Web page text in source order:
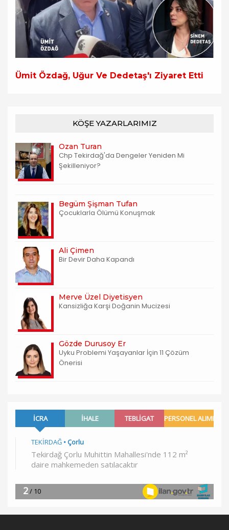
Ümit Özdağ, Uğur Ve Dedetaş'ı Ziyaret Etti
KÖŞE YAZARLARIMIZ
Ozan Turan
Chp Tekirdağ'da Dengeler Yeniden Mi
Şekilleniyor?
Begüm Şişman Tufan
Çocuklarla Ölümü Konuşmak
Ali Çimen
Bir Devir Daha Kapandı
Merve Üzel Diyetisyen
Kansizliğa Karşi Doğanin Mucizesi
Gözde Durusoy Er
Uyku Problemi Yaşayanlar İçin 11 Çözüm
Önerisi